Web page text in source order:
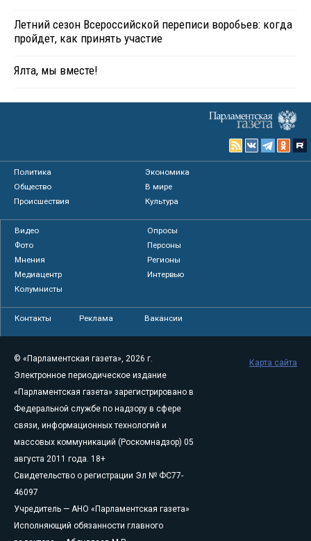
Летний сезон Всероссийской переписи воробьев: когда
пройдет, как принять участие
Ялта, мы вместе!
Политика
Экономика
Общество
В мире
Происшествия
Культура
Видео
Опросы
Фото
Персоны
Мнения
Регионы
Медиацентр
Интервью
Колумнисты
Контакты Реклама Вакансии
© «Парламентская газета», 2026 г.
Электронное периодическое издание
«Парламентская газета» зарегистрировано в
Федеральной службе по надзору в сфере
связи, информационных технологий и
массовых коммуникаций (Роскомнадзор) 05
августа 2011 года. 18+
Свидетельство о регистрации Эл № ФС77-
46097
Учредитель — АНО «Парламентская газета»
Исполняющий обязанности главного
Карта сайта